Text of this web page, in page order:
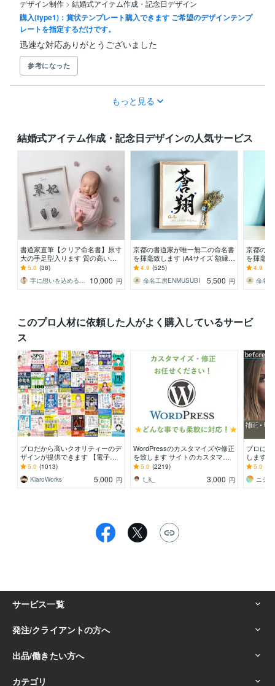
デザイン制作 > 結婚式アイテム作成・記念日デザイン
購入(type1)：賞状テンプレート購入できます ご希望のデザインテンプ
レートを指定するだけです。
迅速な対応ありがとうございました
参考になった
もっと見る
結婚式アイテム作成・記念日デザインの人気サービス
書道家直筆【クリア命名書】原寸
大の手足型入ります 質の高い命
名書をリーズナブルに/ニューボ
ーン/手形アート
5.0 (38)
10,000 円
京都の書道家が唯一無二の命名書
を揮毫致します (A4サイズ 額縁付
き) 水彩デザイン ギフト お七夜
4.9 (525)
命名工房ENMUSUBI
5,500 円
京都の
を揮毫
き) 出産
4.9
命名
このプロ人材に依頼した人がよく購入しているサービ
ス
プロだから高いクオリティーのデ
ザインが提供できます 【電子書
籍・各資料の表紙の制作 5000
円！（表紙）】
5.0 (1013)
KiaroWorks
5,000 円
WordPressのカスタマイズや修正
を致します サイトのカスタマイ
ズ・レイアウト変更致します
5.0 (2219)
t_k_
3,000 円
プロに
します
も受け
5.0